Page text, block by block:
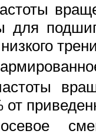
для
от